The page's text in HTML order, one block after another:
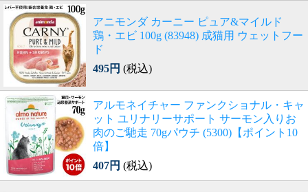
アニモンダ カーニー ピュア&マイルド
鶏・エビ 100g (83948) 成猫用 ウェットフー
ド
495円 (税込)
アルモネイチャー ファンクショナル・キャ
ット ユリナリーサポート サーモン入りお
肉のご馳走 70gパウチ (5300)【ポイント10
倍】
407円 (税込)